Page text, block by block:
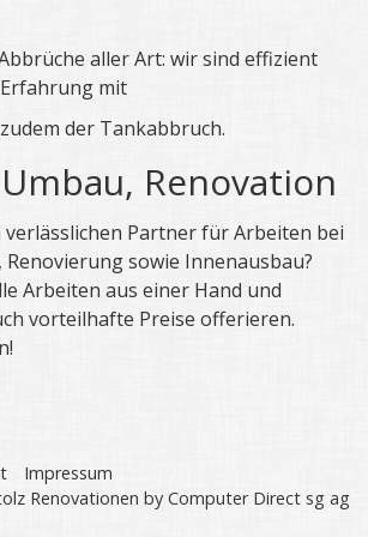
aller Art: wir sind effizient
mit
der Tankabbruch.
Renovation
verlässlichen Partner für Arbeiten bei
sowie Innenausbau?
Arbeiten aus einer Hand und
vorteilhafte Preise offerieren.
Impressum
Renovationen by Computer Direct sg ag